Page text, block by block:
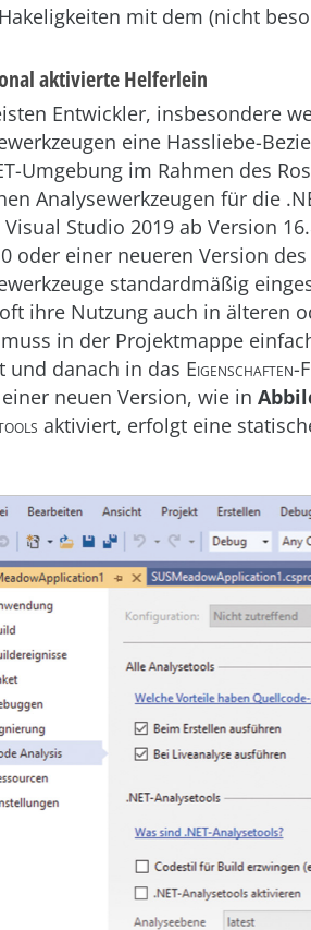
mit dem (nicht
aktivierte Helferlein
Entwickler, insbesondere
eine Hassliebe-
Umgebung im Rahmen des
Analysewerkzeugen für die
Studio 2019 ab Version
oder einer neueren Version
standardmäßig
ihre Nutzung auch in älteren
in der Projektmappe
und danach in das Eigenschaften-F
neuen Version, wie in
aktiviert, erfolgt eine